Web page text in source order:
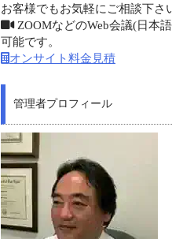
お客様でもお気軽にご相談下さ
ZOOMなどのWeb会議(日本
可能です。
オンサイト料金見積
管理者プロフィール